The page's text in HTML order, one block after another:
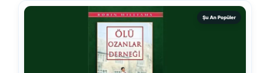
Şu An Popüler